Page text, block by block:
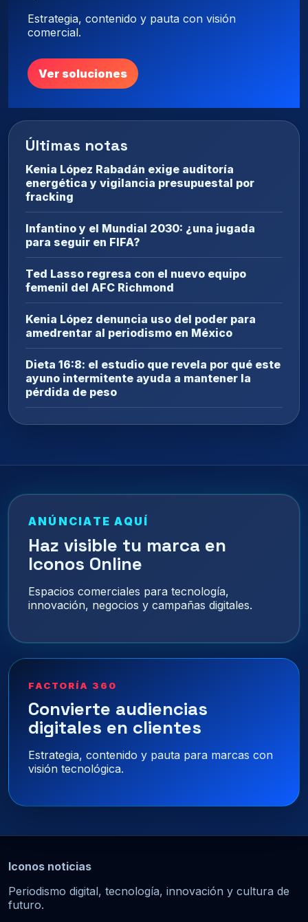
Estrategia, contenido y pauta con visión
comercial.
Ver soluciones
Últimas notas
Kenia López Rabadán exige auditoría
energética y vigilancia presupuestal por
fracking
Infantino y el Mundial 2030: ¿una jugada
para seguir en FIFA?
Ted Lasso regresa con el nuevo equipo
femenil del AFC Richmond
Kenia López denuncia uso del poder para
amedrentar al periodismo en México
Dieta 16:8: el estudio que revela por qué este
ayuno intermitente ayuda a mantener la
pérdida de peso
ANÚNCIATE AQUÍ
Haz visible tu marca en
Iconos Online
Espacios comerciales para tecnología,
innovación, negocios y campañas digitales.
FACTORÍA 360
Convierte audiencias
digitales en clientes
Estrategia, contenido y pauta para marcas con
visión tecnológica.
Iconos noticias
Periodismo digital, tecnología, innovación y cultura de
futuro.